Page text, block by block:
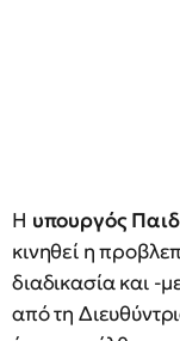
Η υπουργός
κινηθεί η
διαδικασία και -
από τη